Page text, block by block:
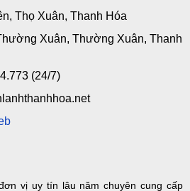
Thọ Xuân, Thanh Hóa
Xuân, Thường Xuân, Thanh
(24/7)
vị uy tín lâu năm chuyên cung cấp